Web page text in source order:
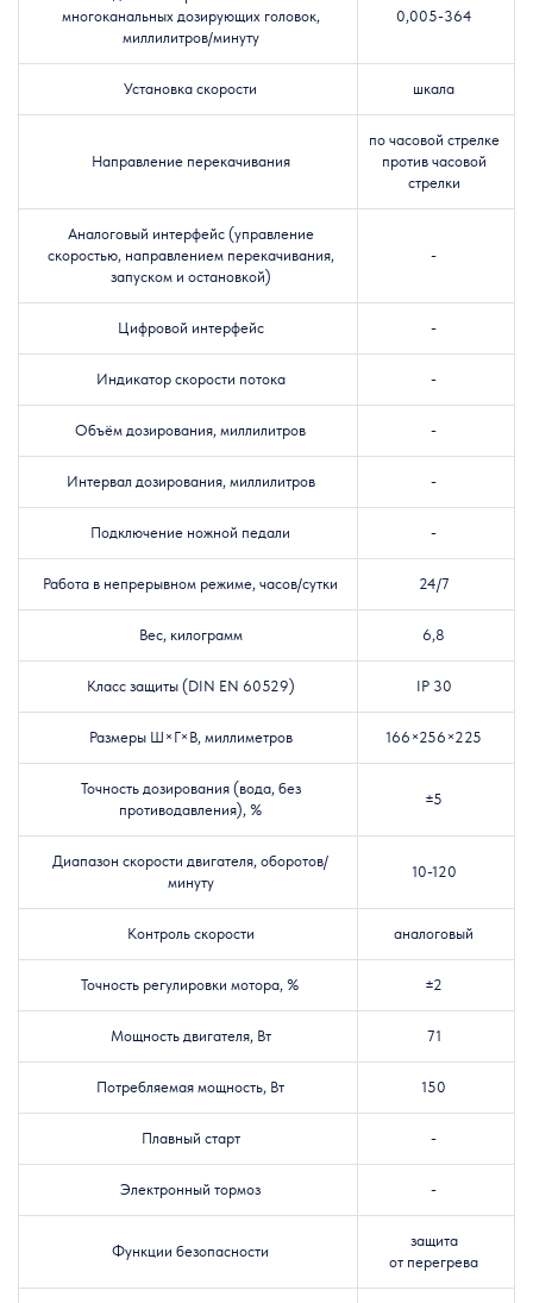
многоканальных дозирующих головок,
миллилитров/минуту
0,005-364
Установка скорости шкала
Направление перекачивания
по часовой стрелке
против часовой
стрелки
Аналоговый интерфейс (управление
скоростью, направлением перекачивания,
запуском и остановкой)
-
Цифровой интерфейс -
Индикатор скорости потока -
Объём дозирования, миллилитров -
Интервал дозирования, миллилитров -
Подключение ножной педали -
Работа в непрерывном режиме, часов/сутки 24/7
Вес, килограмм 6,8
Класс защиты (DIN EN 60529) IP 30
Размеры Ш×Г×В, миллиметров 166×256×225
Точность дозирования (вода, без
противодавления), %
±5
Диапазон скорости двигателя, оборотов/
минуту
10-120
Контроль скорости аналоговый
Точность регулировки мотора, % ±2
Мощность двигателя, Вт 71
Потребляемая мощность, Вт 150
Плавный старт -
Электронный тормоз -
Функции безопасности
защита
от перегрева